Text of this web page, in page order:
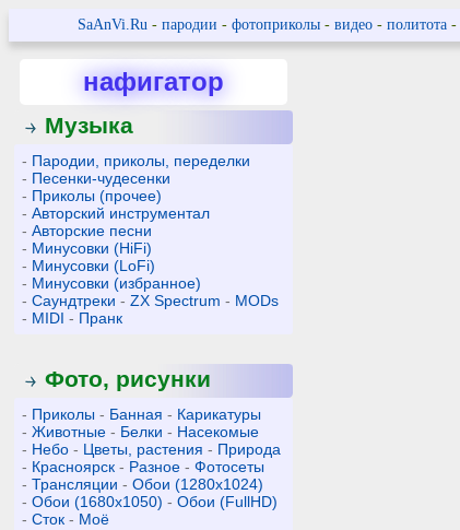
SaAnVi.Ru- пародии - фотоприколы- видео- политота-
нафигатор
Музыка
- Пародии, приколы, переделки
- Песенки-чудесенки
- Приколы (прочее)
-Авторский инструментал
-Авторские песни
- Минусовки (HiFi)
- Минусовки (LoFi)
- Минусовки (избранное)
-Саундтреки -ZX Spectrum - MODs
- MIDI - Пранк
Фото, рисунки
- Приколы - Банная - Карикатуры
-Животные - Белки - Насекомые
- Небо - Цветы, растения - Природа
- Красноярск - Разное -Фотосеты
-Трансляции -Обои (1280x1024)
-Обои (1680x1050) -Обои (FullHD)
-Сток - Моё